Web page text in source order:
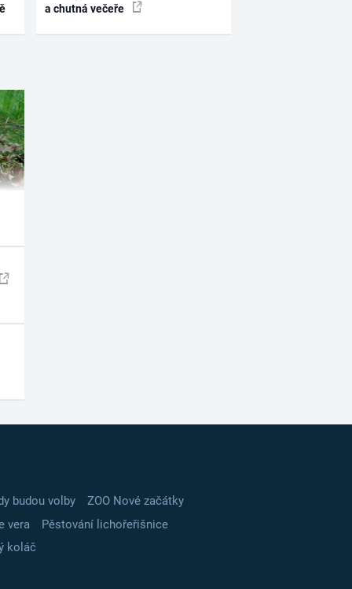
a chutná večeře
budou volby
ZOO Nové začátky
vera
Pěstování lichořeřišnice
koláč